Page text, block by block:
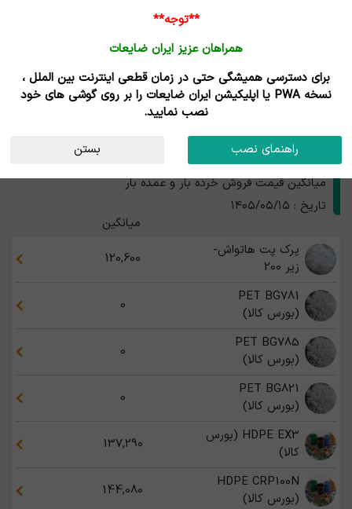
نتایج جستجوی قیمت
محصولات پلاستیک و پلیمر
قیمت محصولات پلاستیک و پلیمر
میانگین قیمت فروش خرده بار و عمده بار
تاریخ : ۱۴۰۵/۰۵/۱۵
میانگین
پرک پت هاتواش-
زیر 200
120,600
PET BG781
(بورس کالا)
0
PET BG785
(بورس کالا)
0
PET BG821
(بورس کالا)
0
HDPE EX3 (بورس
کالا)
137,290
HDPE CRP100N
(بورس کالا)
144,080
**توجه**
همراهان عزیز ایران ضایعات
برای دسترسی همیشگی حتی در زمان قطعی اینترنت بین الملل ،
نسخه PWA یا اپلیکیشن ایران ضایعات را بر روی گوشی های خود
نصب نمایید.
راهنمای نصب بستن